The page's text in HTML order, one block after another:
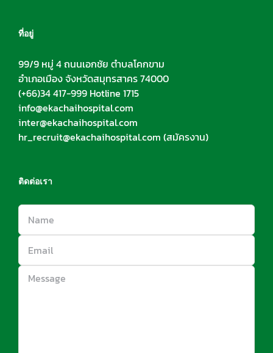
ที่อยู่
99/9 หมู่ 4 ถนนเอกชัย ตำบลโคกขาม
อำเภอเมือง จังหวัดสมุทรสาคร 74000
(+66)34 417-999 Hotline 1715
info@ekachaihospital.com
inter@ekachaihospital.com
hr_recruit@ekachaihospital.com (สมัครงาน)
ติดต่อเรา